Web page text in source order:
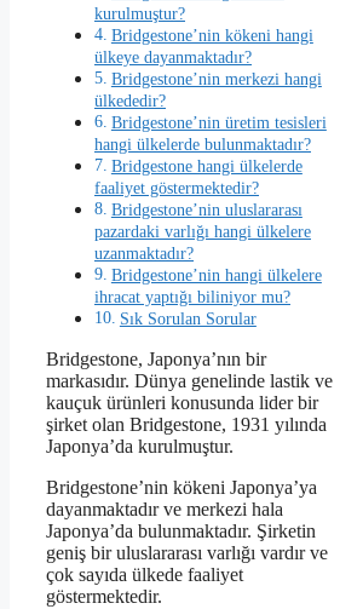
kurulmuştur?
Bridgestone’nin kökeni hangi
ülkeye dayanmaktadır?
Bridgestone’nin merkezi hangi
ülkededir?
Bridgestone’nin üretim tesisleri
hangi ülkelerde bulunmaktadır?
Bridgestone hangi ülkelerde
faaliyet göstermektedir?
Bridgestone’nin uluslararası
pazardaki varlığı hangi ülkelere
uzanmaktadır?
Bridgestone’nin hangi ülkelere
ihracat yaptığı biliniyor mu?
Sık Sorulan Sorular
Bridgestone, Japonya’nın bir
markasıdır. Dünya genelinde lastik ve
kauçuk ürünleri konusunda lider bir
şirket olan Bridgestone, 1931 yılında
Japonya’da kurulmuştur.
Bridgestone’nin kökeni Japonya’ya
dayanmaktadır ve merkezi hala
Japonya’da bulunmaktadır. Şirketin
geniş bir uluslararası varlığı vardır ve
çok sayıda ülkede faaliyet
göstermektedir.